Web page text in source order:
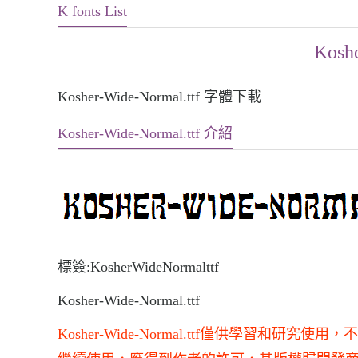
K fonts List
Kosher-Wide-Normal.ttf 字體下載
Kosher-Wide-Normal.ttf 介紹
標簽:KosherWideNormalttf
Kosher-Wide-Normal.ttf
Kosher-Wide-Normal.ttf僅供學習和研究使用，